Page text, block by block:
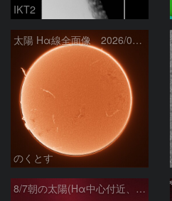
IKT2
太陽 Hα線全面像 2026/08/07
のくとす
8/7朝の太陽(Hα中心付近、プロミネンス)